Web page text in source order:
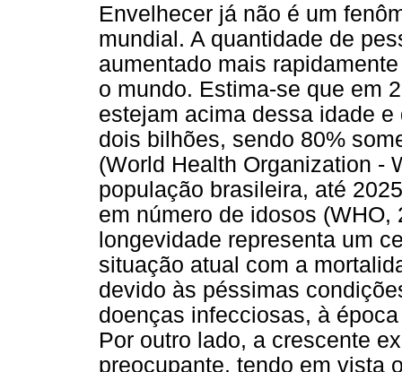
Envelhecer já não é um
mundial. A quantidade de
aumentado mais
o mundo. Estima-se que em
estejam acima dessa idade
dois bilhões, sendo 80%
(World Health Organization -
população brasileira, até
em número de idosos
longevidade representa um
situação atual com a
devido às péssimas
doenças infecciosas, à
Por outro lado, a crescente
preocupante, tendo em vista